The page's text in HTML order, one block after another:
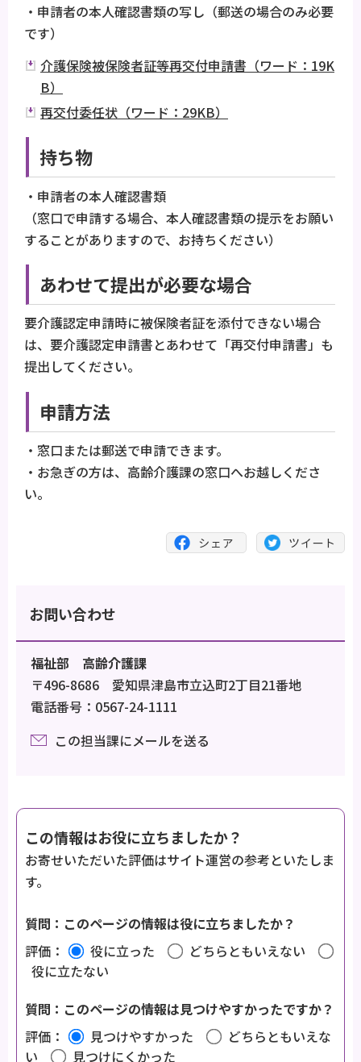
・申請者の本人確認書類の写し（郵送の場合のみ必要
です）
介護保険被保険者証等再交付申請書（ワード：19K
B）
再交付委任状（ワード：29KB）
持ち物
・申請者の本人確認書類
（窓口で申請する場合、本人確認書類の提示をお願い
することがありますので、お持ちください）
あわせて提出が必要な場合
要介護認定申請時に被保険者証を添付できない場合
は、要介護認定申請書とあわせて「再交付申請書」も
提出してください。
申請方法
・窓口または郵送で申請できます。
・お急ぎの方は、高齢介護課の窓口へお越しくださ
い。
お問い合わせ
福祉部 高齢介護課
〒496-8686 愛知県津島市立込町2丁目21番地
電話番号：0567-24-1111
この担当課にメールを送る
この情報はお役に立ちましたか？
お寄せいただいた評価はサイト運営の参考といたしま
す。
質問：このページの情報は役に立ちましたか？
評価：
役に立った
どちらともいえない
役に立たない
質問：このページの情報は見つけやすかったですか？
評価：
見つけやすかった
どちらともいえな
い
見つけにくかった